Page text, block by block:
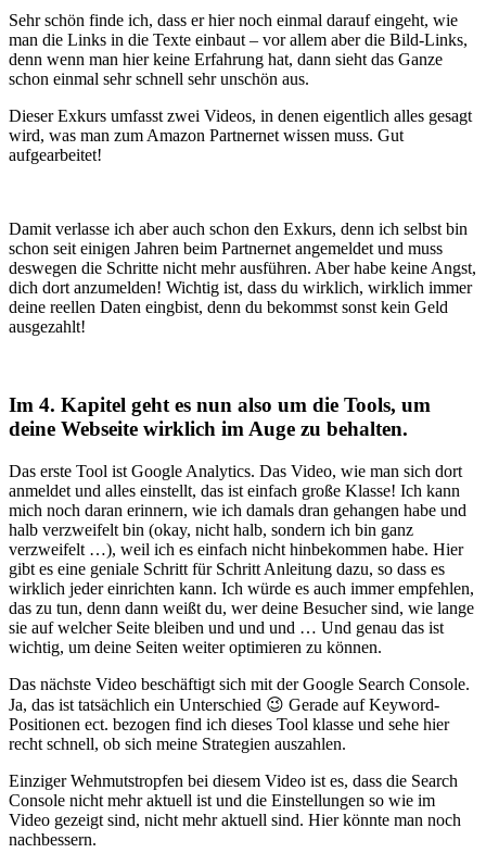
Sehr schön finde ich, dass er hier noch einmal darauf eingeht, wie
man die Links in die Texte einbaut – vor allem aber die Bild-Links,
denn wenn man hier keine Erfahrung hat, dann sieht das Ganze
schon einmal sehr schnell sehr unschön aus.
Dieser Exkurs umfasst zwei Videos, in denen eigentlich alles gesagt
wird, was man zum Amazon Partnernet wissen muss. Gut
aufgearbeitet!
Damit verlasse ich aber auch schon den Exkurs, denn ich selbst bin
schon seit einigen Jahren beim Partnernet angemeldet und muss
deswegen die Schritte nicht mehr ausführen. Aber habe keine Angst,
dich dort anzumelden! Wichtig ist, dass du wirklich, wirklich immer
deine reellen Daten eingbist, denn du bekommst sonst kein Geld
ausgezahlt!
Im 4. Kapitel geht es nun also um die Tools, um
deine Webseite wirklich im Auge zu behalten.
Das erste Tool ist Google Analytics. Das Video, wie man sich dort
anmeldet und alles einstellt, das ist einfach große Klasse! Ich kann
mich noch daran erinnern, wie ich damals dran gehangen habe und
halb verzweifelt bin (okay, nicht halb, sondern ich bin ganz
verzweifelt …), weil ich es einfach nicht hinbekommen habe. Hier
gibt es eine geniale Schritt für Schritt Anleitung dazu, so dass es
wirklich jeder einrichten kann. Ich würde es auch immer empfehlen,
das zu tun, denn dann weißt du, wer deine Besucher sind, wie lange
sie auf welcher Seite bleiben und und und … Und genau das ist
wichtig, um deine Seiten weiter optimieren zu können.
Das nächste Video beschäftigt sich mit der Google Search Console.
Ja, das ist tatsächlich ein Unterschied 😉 Gerade auf Keyword-
Positionen ect. bezogen find ich dieses Tool klasse und sehe hier
recht schnell, ob sich meine Strategien auszahlen.
Einziger Wehmutstropfen bei diesem Video ist es, dass die Search
Console nicht mehr aktuell ist und die Einstellungen so wie im
Video gezeigt sind, nicht mehr aktuell sind. Hier könnte man noch
nachbessern.